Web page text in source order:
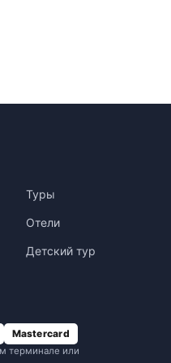
Туры
Отели
Детский тур
Mastercard
терминале или